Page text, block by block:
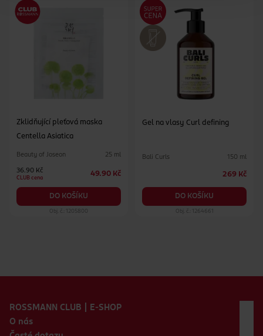
Zklidňující pleťová maska
Centella Asiatica
Beauty of Joseon 25 ml
36.90 Kč
CLUB cena
49.90 Kč
DO KOŠÍKU
Obj. č.: 1205800
Gel na vlasy Curl defining
Bali Curls 150 ml
269 Kč
DO KOŠÍKU
Obj. č.: 1264661
ROSSMANN CLUB | E-SHOP
O nás